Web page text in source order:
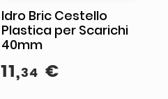
Idro Bric Cestello
Plastica per Scarichi
40mm
11,34 €